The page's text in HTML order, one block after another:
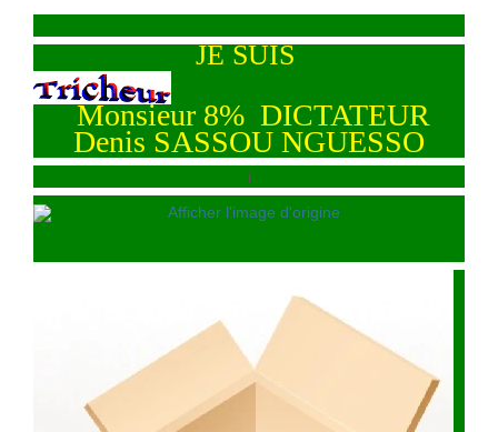
JE SUIS
Monsieur 8% DICTATEUR
Denis SASSOU NGUESSO
i